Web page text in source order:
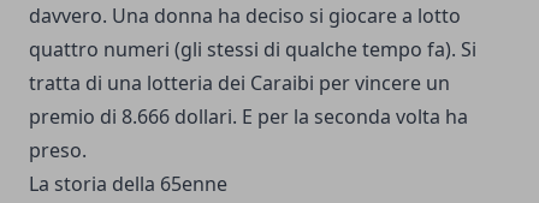
davvero. Una donna ha deciso si giocare a lotto
quattro numeri (gli stessi di qualche tempo fa). Si
tratta di una lotteria dei Caraibi per vincere un
premio di 8.666 dollari. E per la seconda volta ha
preso.
La storia della 65enne